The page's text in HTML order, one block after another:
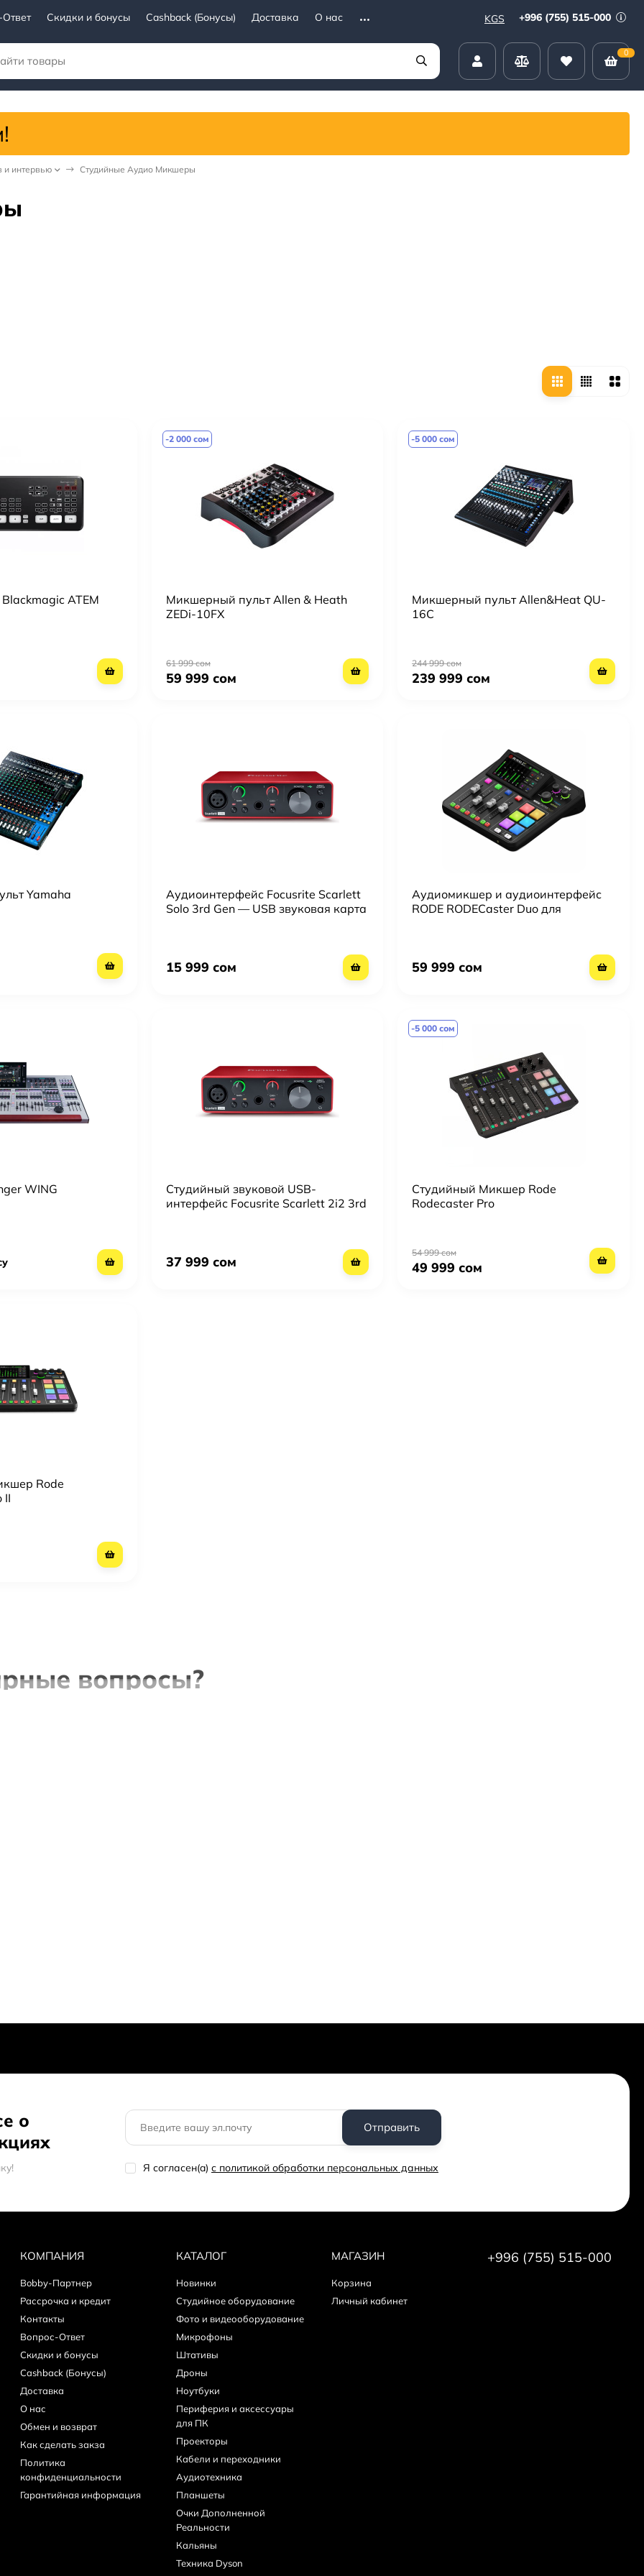
Скидки и бонусы Cashback (Бонусы) Доставка О нас KGS +996 (755) 515-000
0
и интервью Студийные Аудио Микшеры
ATEM
-2 000 сом
Микшерный пульт Allen & Heath
ZEDi-10FX
61 999 сом
59 999 сом
-5 000 сом
Микшерный пульт Allen&Heat QU-
16С
244 999 сом
239 999 сом
Yamaha
Аудиоинтерфейс Focusrite Scarlett
Solo 3rd Gen — USB звуковая карта
15 999 сом
Аудиомикшер и аудиоинтерфейс
RODE RODECaster Duo для
пульт с сенсорным экраном и USB
59 999 сом
WING
Студийный звуковой USB-
интерфейс Focusrite Scarlett 2i2 3rd
37 999 сом
-5 000 сом
Студийный Микшер Rode
Rodecaster Pro
54 999 сом
49 999 сом
Rode
II
вопросы?
239 999 сом. В
обзорам
15% от стоимости заказа. 1 бонус = 1сом.
регистрацию на сайте или за публикацию
о
Отправить
Я согласен(a) с политикой обработки персональных данных
КОМПАНИЯ
Bobby-Партнер
Рассрочка и кредит
Контакты
Вопрос-Ответ
Скидки и бонусы
Cashback (Бонусы)
Доставка
О нас
Обмен и возврат
Как сделать закза
Политика
конфиденциальности
Гарантийная информация
КАТАЛОГ
Новинки
Студийное оборудование
Фото и видеооборудование
Микрофоны
Штативы
Дроны
Ноутбуки
Периферия и аксессуары
для ПК
Проекторы
Кабели и переходники
Аудиотехника
Планшеты
Очки Дополненной
Реальности
Кальяны
Техника Dyson
МАГАЗИН
Корзина
Личный кабинет
+996 (755) 515-000